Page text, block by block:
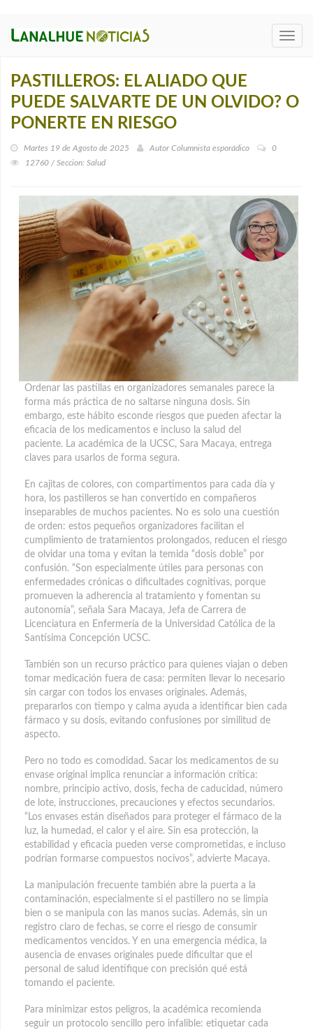
PASTILLEROS: EL ALIADO QUE
PUEDE SALVARTE DE UN OLVIDO? O
PONERTE EN RIESGO
Martes 19 de Agosto de 2025 Autor Columnista esporádico
0
12760 / Seccion: Salud
Ordenar las pastillas en organizadores semanales parece la
forma más práctica de no saltarse ninguna dosis. Sin
embargo, este hábito esconde riesgos que pueden afectar la
eficacia de los medicamentos e incluso la salud del
paciente. La académica de la UCSC, Sara Macaya, entrega
claves para usarlos de forma segura.
En cajitas de colores, con compartimentos para cada día y
hora, los pastilleros se han convertido en compañeros
inseparables de muchos pacientes. No es solo una cuestión
de orden: estos pequeños organizadores facilitan el
cumplimiento de tratamientos prolongados, reducen el riesgo
de olvidar una toma y evitan la temida “dosis doble” por
confusión. “Son especialmente útiles para personas con
enfermedades crónicas o dificultades cognitivas, porque
promueven la adherencia al tratamiento y fomentan su
autonomía”, señala Sara Macaya, Jefa de Carrera de
Licenciatura en Enfermería de la Universidad Católica de la
Santísima Concepción UCSC.
También son un recurso práctico para quienes viajan o deben
tomar medicación fuera de casa: permiten llevar lo necesario
sin cargar con todos los envases originales. Además,
prepararlos con tiempo y calma ayuda a identificar bien cada
fármaco y su dosis, evitando confusiones por similitud de
aspecto.
Pero no todo es comodidad. Sacar los medicamentos de su
envase original implica renunciar a información crítica:
nombre, principio activo, dosis, fecha de caducidad, número
de lote, instrucciones, precauciones y efectos secundarios.
“Los envases están diseñados para proteger el fármaco de la
luz, la humedad, el calor y el aire. Sin esa protección, la
estabilidad y eficacia pueden verse comprometidas, e incluso
podrían formarse compuestos nocivos”, advierte Macaya.
La manipulación frecuente también abre la puerta a la
contaminación, especialmente si el pastillero no se limpia
bien o se manipula con las manos sucias. Además, sin un
registro claro de fechas, se corre el riesgo de consumir
medicamentos vencidos. Y en una emergencia médica, la
ausencia de envases originales puede dificultar que el
personal de salud identifique con precisión qué está
tomando el paciente.
Para minimizar estos peligros, la académica recomienda
seguir un protocolo sencillo pero infalible: etiquetar cada